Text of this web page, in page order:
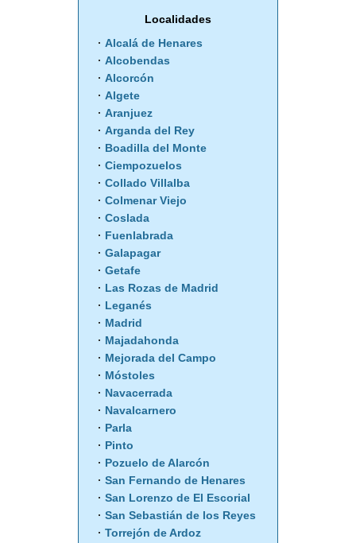
Localidades
Alcalá de Henares
Alcobendas
Alcorcón
Algete
Aranjuez
Arganda del Rey
Boadilla del Monte
Ciempozuelos
Collado Villalba
Colmenar Viejo
Coslada
Fuenlabrada
Galapagar
Getafe
Las Rozas de Madrid
Leganés
Madrid
Majadahonda
Mejorada del Campo
Móstoles
Navacerrada
Navalcarnero
Parla
Pinto
Pozuelo de Alarcón
San Fernando de Henares
San Lorenzo de El Escorial
San Sebastián de los Reyes
Torrejón de Ardoz